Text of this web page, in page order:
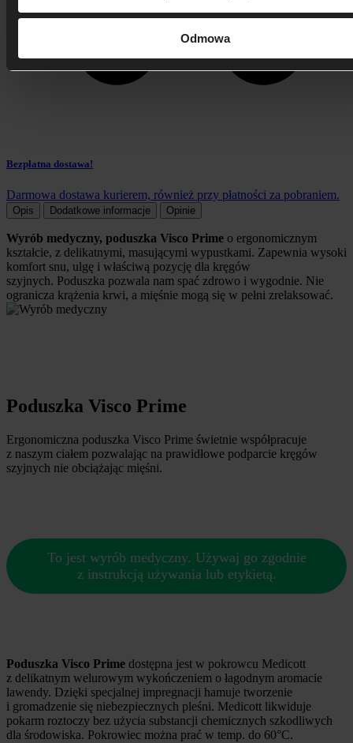
Odmowa
Bezpłatna dostawa!
Darmowa dostawa kurierem, również przy płatności za pobraniem.
Opis Dodatkowe informacje Opinie
Wyrób medyczny, poduszka Visco Prime o ergonomicznym
kształcie, z delikatnymi, masującymi wypustkami. Zapewnia wysoki
komfort snu, ulgę i właściwą pozycję dla kręgów
szyjnych. Poduszka pozwala nam spać zdrowo i wygodnie. Nie
ogranicza krążenia krwi, a mięśnie mogą się w pełni zrelaksować.
Poduszka Visco Prime
Ergonomiczna poduszka Visco Prime świetnie współpracuje
z naszym ciałem pozwalając na prawidłowe podparcie kręgów
szyjnych nie obciążając mięśni.
To jest wyrób medyczny. Używaj go zgodnie
z instrukcją używania lub etykietą.
Poduszka Visco Prime dostępna jest w pokrowcu Medicott
z delikatnym welurowym wykończeniem o łagodnym aromacie
lawendy. Dzięki specjalnej impregnacji hamuje tworzenie
i gromadzenie się niebezpiecznych pleśni. Medicott likwiduje
pokarm roztoczy bez użycia substancji chemicznych szkodliwych
dla środowiska. Pokrowiec można prać w temp. do 60°C.